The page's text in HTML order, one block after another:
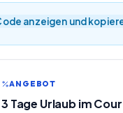
anzeigen und
ANGEBOT
3 Tage Urlaub im